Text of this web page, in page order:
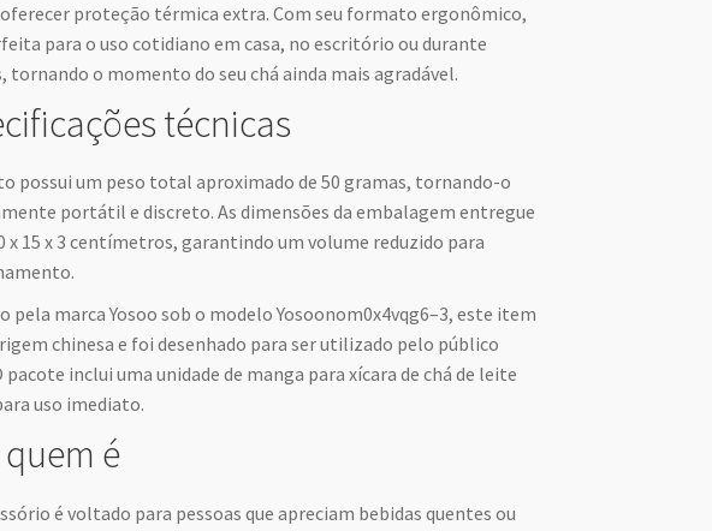
proteção térmica extra. Com seu formato ergonômico,
para o uso cotidiano em casa, no escritório ou durante
tornando o momento do seu chá ainda mais agradável.
técnicas
possui um peso total aproximado de 50 gramas, tornando-o
portátil e discreto. As dimensões da embalagem entregue
x 15 x 3 centímetros, garantindo um volume reduzido para
pela marca Yosoo sob o modelo Yosoonom0x4vqg6–3, este item
chinesa e foi desenhado para ser utilizado pelo público
pacote inclui uma unidade de manga para xícara de chá de leite
uso imediato.
quem é
é voltado para pessoas que apreciam bebidas quentes ou